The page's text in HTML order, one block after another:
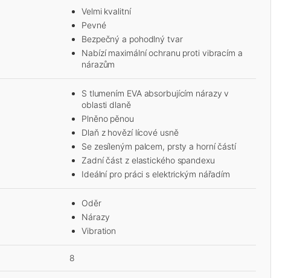
Velmi kvalitní
Pevné
Bezpečný a pohodlný tvar
Nabízí maximální ochranu proti vibracím a
nárazům
S tlumením EVA absorbujícím nárazy v
oblasti dlaně
Plněno pěnou
Dlaň z hovězí lícové usně
Se zesíleným palcem, prsty a horní částí
Zadní část z elastického spandexu
Ideální pro práci s elektrickým nářadím
Oděr
Nárazy
Vibration
8